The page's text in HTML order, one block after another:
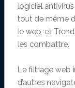
logiciel
tout de même
le web, et
les combattre.
Le filtrage web
d’autres